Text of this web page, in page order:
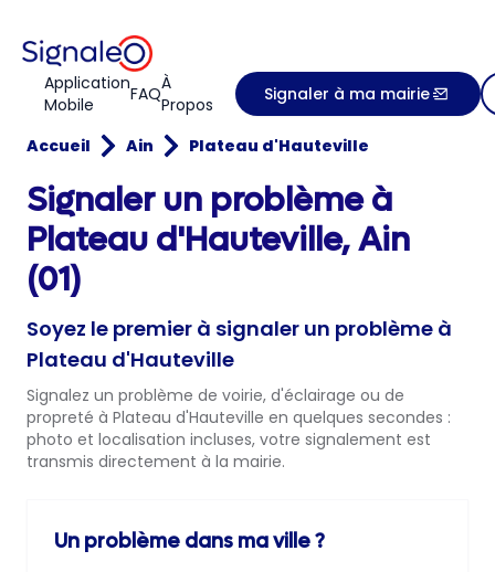
Application
Mobile
FAQÀ
Propos
Signaler à ma mairie
Accueil Ain Plateau d'Hauteville
Signaler un problème à
Plateau d'Hauteville, Ain
(01)
Soyez le premier à signaler un problème à
Plateau d'Hauteville
Signalez un problème de voirie, d'éclairage ou de
propreté à Plateau d'Hauteville en quelques secondes :
photo et localisation incluses, votre signalement est
transmis directement à la mairie.
Un problème dans ma ville ?